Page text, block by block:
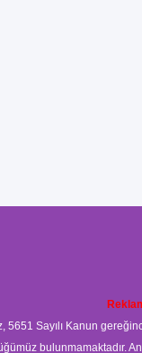
5651 Sayılı Kanun
bulunmamaktadır.